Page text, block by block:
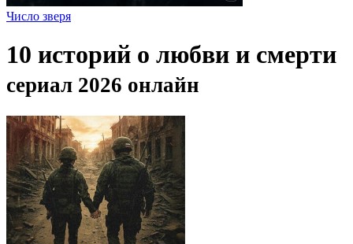
Число зверя
10 историй о любви и смерти
сериал 2026 онлайн